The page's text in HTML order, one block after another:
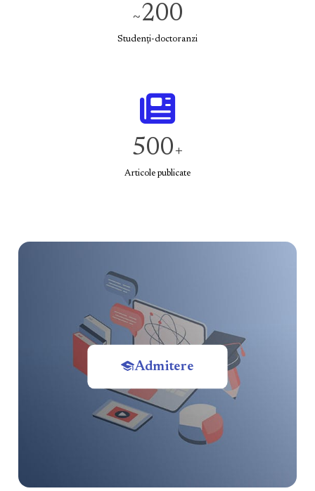
~200
Studenți-doctoranzi
500+
Articole publicate
Admitere